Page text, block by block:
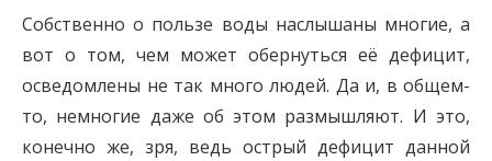
Собственно о пользе воды наслышаны многие, а
вот о том, чем может обернуться её дефицит,
осведомлены не так много людей. Да и, в общем-
то, немногие даже об этом размышляют. И это,
конечно же, зря, ведь острый дефицит данной